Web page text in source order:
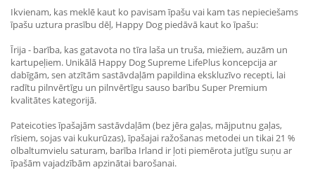
Ikvienam, kas meklē kaut ko pavisam īpašu vai kam tas nepieciešams
īpašu uztura prasību dēļ, Happy Dog piedāvā kaut ko īpašu:
Īrija - barība, kas gatavota no tīra laša un truša, miežiem, auzām un
kartupeļiem. Unikālā Happy Dog Supreme LifePlus koncepcija ar
dabīgām, sen atzītām sastāvdaļām papildina ekskluzīvo recepti, lai
radītu pilnvērtīgu un pilnvērtīgu sauso barību Super Premium
kvalitātes kategorijā.
Pateicoties īpašajām sastāvdaļām (bez jēra gaļas, mājputnu gaļas,
rīsiem, sojas vai kukurūzas), īpašajai ražošanas metodei un tikai 21 %
olbaltumvielu saturam, barība Irland ir ļoti piemērota jutīgu suņu ar
īpašām vajadzībām apzinātai barošanai.